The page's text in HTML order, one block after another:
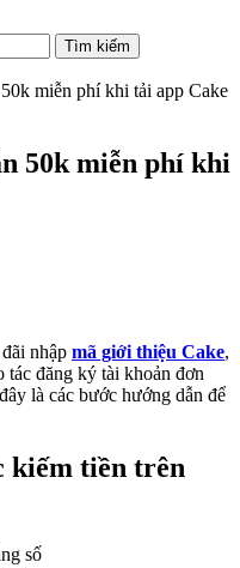
miễn phí khi tải app Cake
50k miễn phí khi
nhập mã giới thiệu Cake,
tác đăng ký tài khoản đơn
là các bước hướng dẫn để
kiếm tiền trên
số